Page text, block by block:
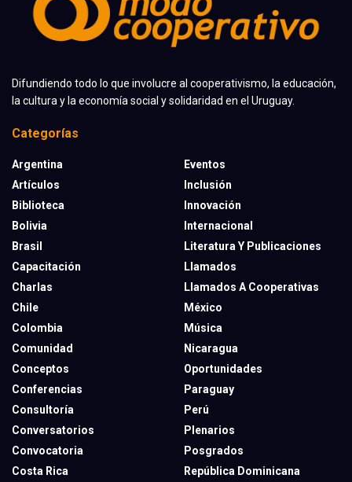
Difundiendo todo lo que involucre al cooperativismo, la educación,
la cultura y la economía social y solidaridad en el Uruguay.
Categorías
Argentina
Artículos
Biblioteca
Bolivia
Brasil
Capacitación
Charlas
Chile
Colombia
Comunidad
Conceptos
Conferencias
Consultoría
Conversatorios
Convocatoria
Costa Rica
Eventos
Inclusión
Innovación
Internacional
Literatura Y Publicaciones
Llamados
Llamados A Cooperativas
México
Música
Nicaragua
Oportunidades
Paraguay
Perú
Plenarios
Posgrados
República Dominicana